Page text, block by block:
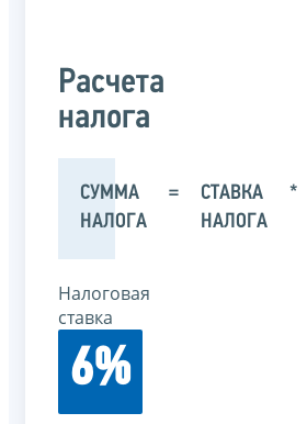
Расчета
налога
СУММА
НАЛОГА
=
СТАВКА
НАЛОГА
*
Налоговая
ставка
6%